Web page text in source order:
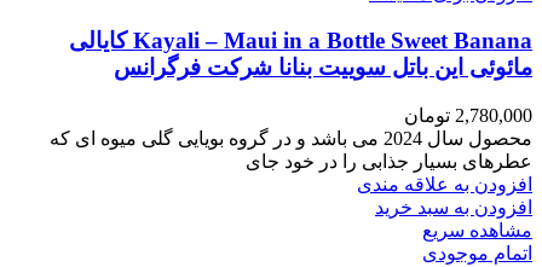
Kayali – Maui in a Bottle Sweet Banana کایالی
مائوئی این باتل سوییت بنانا شرکت فرگرانس
2,780,000 تومان
محصول سال 2024 می باشد و در گروه بویایی گلی میوه ای که
عطرهای بسیار جذابی را در خود جای
افزودن به علاقه مندی
افزودن به سبد خرید
مشاهده سریع
اتمام موجودی